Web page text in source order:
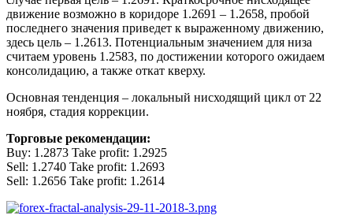
движение возможно в коридоре 1.2691 – 1.2658, пробой
последнего значения приведет к выраженному движению,
здесь цель – 1.2613. Потенциальным значением для низа
считаем уровень 1.2583, по достижении которого ожидаем
консолидацию, а также откат кверху.
Основная тенденция – локальный нисходящий цикл от 22
ноября, стадия коррекции.
Торговые рекомендации:
Buy: 1.2873 Take profit: 1.2925
Sell: 1.2740 Take profit: 1.2693
Sell: 1.2656 Take profit: 1.2614